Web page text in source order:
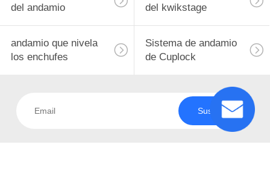
PIDA
UNA
MAPA
del andamio
del kwikstage
andamio que nivela
los enchufes
Sistema de andamio
de Cuplock
Suscriba